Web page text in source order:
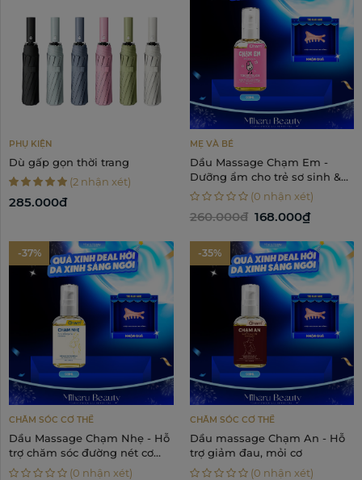
PHỤ KIỆN
Dù gấp gọn thời trang
(2 nhận xét)
285.000đ
MẸ VÀ BÉ
Dầu Massage Chạm Em -
Dưỡng ẩm cho trẻ sơ sinh &
em bé
(0 nhận xét)
260.000đ 168.000₫
-37%
CHĂM SÓC CƠ THỂ
Dầu Massage Chạm Nhẹ - Hỗ
trợ chăm sóc đường nét cơ
thể
(0 nhận xét)
-35%
CHĂM SÓC CƠ THỂ
Dầu massage Chạm An - Hỗ
trợ giảm đau, mỏi cơ
(0 nhận xét)